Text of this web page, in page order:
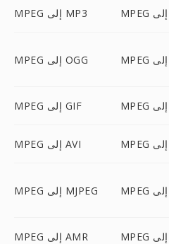
MPEG إلى MP3
MPEG إلى OGG
MPEG إلى GIF
MPEG إلى AVI
MPEG إلى MJPEG
MPEG إلى AMR